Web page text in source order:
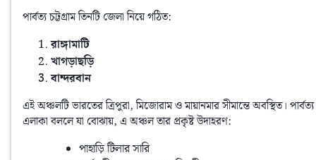
পার্বত্য চট্টগ্রাম তিনটি জেলা নিয়ে গঠিত:
রাঙ্গামাটি
খাগড়াছড়ি
বান্দরবান
এই অঞ্চলটি ভারতের ত্রিপুরা, মিজোরাম ও মায়ানমার সীমান্তে অবস্থিত। পার্বত্য
এলাকা বললে যা বোঝায়, এ অঞ্চল তার প্রকৃষ্ট উদাহরণ:
পাহাড়ি টিলার সারি